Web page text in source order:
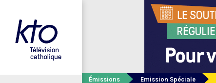
Émissions Emission Spéciale